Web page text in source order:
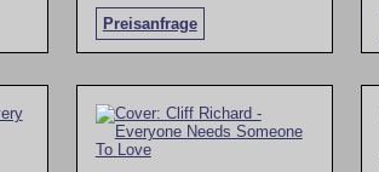
Preisanfrage